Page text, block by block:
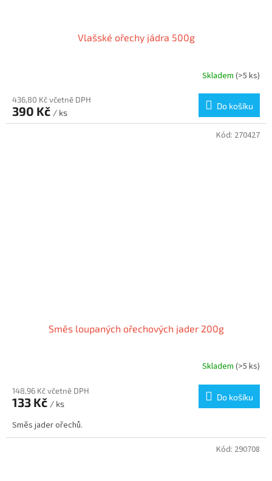
Vlašské ořechy jádra 500g
Skladem (>5 ks)
436,80 Kč včetně DPH
390 Kč / ks
Do košíku
Směs loupaných ořechových jader 200g
Skladem (>5 ks)
148,96 Kč včetně DPH
133 Kč / ks
Do košíku
Směs jader ořechů.
Kód: 270427
Kód: 290708